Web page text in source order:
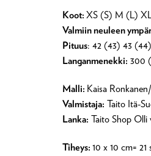
Koot: XS (S) M (L)
Valmiin neuleen
Pituus: 42 (43) 43
Langanmenekki: 300
Malli: Kaisa
Valmistaja: Taito Itä-
Lanka: Taito Shop Olli
Tiheys: 10 x 10 cm= 21